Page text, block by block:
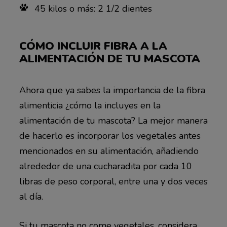
45 kilos o más: 2 1/2 dientes
CÓMO INCLUIR FIBRA A LA
ALIMENTACIÓN DE TU MASCOTA
Ahora que ya sabes la importancia de la fibra
alimenticia ¿cómo la incluyes en la
alimentación de tu mascota? La mejor manera
de hacerlo es incorporar los vegetales antes
mencionados en su alimentación, añadiendo
alrededor de una cucharadita por cada 10
libras de peso corporal, entre una y dos veces
al día.